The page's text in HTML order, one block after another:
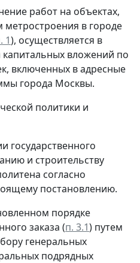
работ на объектах,
в городе
1), осуществляется в
капитальных вложений по
включенных в адресные
города Москвы.
политики и
государственного
и строительству
согласно
постановлению.
порядке
заказа (п. 3.1) путем
генеральных
подрядных